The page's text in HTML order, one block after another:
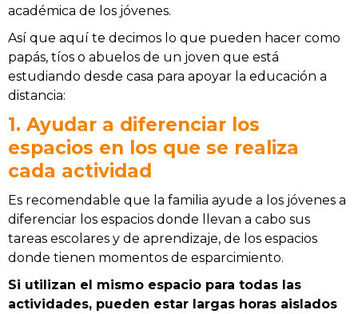
académica de los jóvenes.
Así que aquí te decimos lo que pueden hacer como
papás, tíos o abuelos de un joven que está
estudiando desde casa para apoyar la educación a
distancia:
1. Ayudar a diferenciar los
espacios en los que se realiza
cada actividad
Es recomendable que la familia ayude a los jóvenes a
diferenciar los espacios donde llevan a cabo sus
tareas escolares y de aprendizaje, de los espacios
donde tienen momentos de esparcimiento.
Si utilizan el mismo espacio para todas las
actividades, pueden estar largas horas aislados